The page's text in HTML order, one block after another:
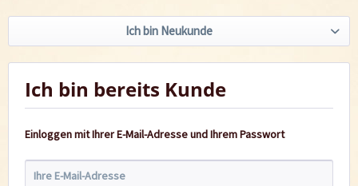
Ich bin Neukunde
Ich bin bereits Kunde
Einloggen mit Ihrer E-Mail-Adresse und Ihrem Passwort